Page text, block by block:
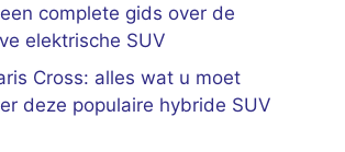
complete gids over de
elektrische SUV
Cross: alles wat u moet
deze populaire hybride SUV